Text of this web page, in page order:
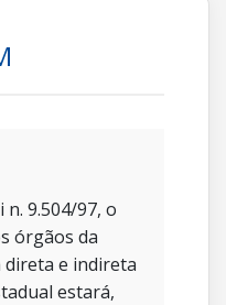
9.504/97, o
órgãos da
e indireta
estará,